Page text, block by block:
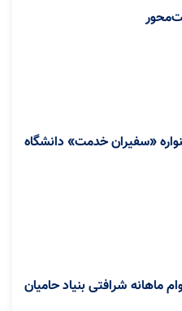
«سفیران خدمت» دانشگاه
ماهانه شرافتی بنیاد حامیان